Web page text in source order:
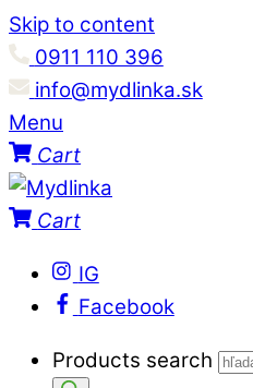
Skip to content
0911 110 396
info@mydlinka.sk
Menu
Cart
Cart
IG
Facebook
Products search